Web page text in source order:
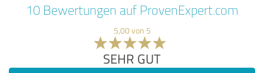
10 Bewertungen auf ProvenExpert.com
5,00 von 5
SEHR GUT